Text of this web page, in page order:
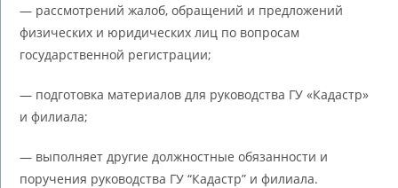
— рассмотрений жалоб, обращений и предложений
физических и юридических лиц по вопросам
государственной регистрации;
— подготовка материалов для руководства ГУ «Кадастр»
и филиала;
— выполняет другие должностные обязанности и
поручения руководства ГУ “Кадастр” и филиала.